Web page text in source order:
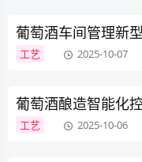
葡萄酒车间管理新
工艺 2025-10-07
葡萄酒酿造智能化
工艺 2025-10-06